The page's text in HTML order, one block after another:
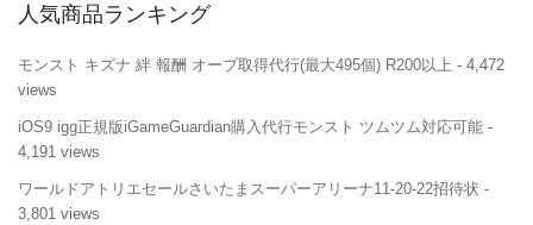
人気商品ランキング
モンスト キズナ 絆 報酬 オーブ取得代行(最大495個) R200以上 - 4,472
views
iOS9 igg正規版iGameGuardian購入代行モンスト ツムツム対応可能 -
4,191 views
ワールドアトリエセールさいたまスーパーアリーナ11-20-22招待状 -
3,801 views